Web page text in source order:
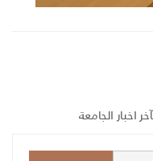
اخبار الجامعة